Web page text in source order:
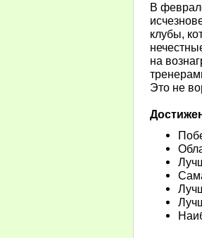
В
клубы,
на
Это не